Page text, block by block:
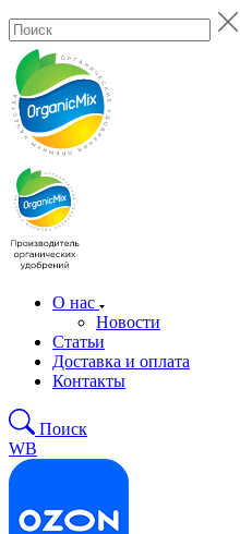
О нас
Новости
Статьи
Доставка и оплата
Контакты
Поиск
WB